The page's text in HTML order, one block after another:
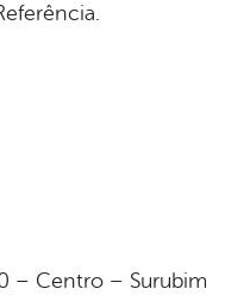
– Centro – Surubim